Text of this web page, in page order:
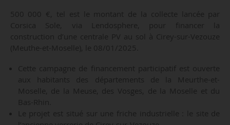
500 000 €, tel est le montant de la collecte lancée par
Corsica Sole, via Lendosphere, pour financer la
construction d’une centrale PV au sol à Cirey-sur-Vezouze
(Meuthe-et-Moselle), le 08/01/2025.
Cette campagne de financement participatif est ouverte
aux habitants des départements de la Meurthe-et-
Moselle, de la Meuse, des Vosges, de la Moselle et du
Bas-Rhin.
Le projet est situé sur une friche industrielle : le site de